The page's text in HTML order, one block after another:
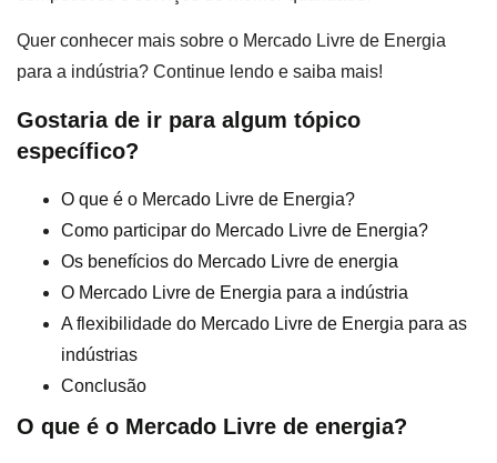
Quer conhecer mais sobre o Mercado Livre de Energia
para a indústria? Continue lendo e saiba mais!
Gostaria de ir para algum tópico
específico?
O que é o Mercado Livre de Energia?
Como participar do Mercado Livre de Energia?
Os benefícios do Mercado Livre de energia
O Mercado Livre de Energia para a indústria
A flexibilidade do Mercado Livre de Energia para as
indústrias
Conclusão
O que é o Mercado Livre de energia?